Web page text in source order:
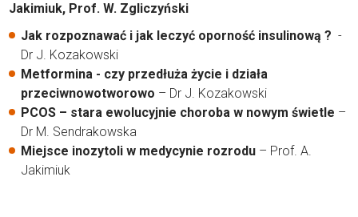
Jakimiuk, Prof. W. Zgliczyński
Jak rozpoznawać i jak leczyć oporność insulinową ? -
Dr J. Kozakowski
Metformina - czy przedłuża życie i działa
przeciwnowotworowo – Dr J. Kozakowski
PCOS – stara ewolucyjnie choroba w nowym świetle –
Dr M. Sendrakowska
Miejsce inozytoli w medycynie rozrodu – Prof. A.
Jakimiuk